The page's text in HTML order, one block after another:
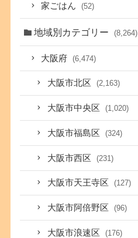
家ごはん (52)
地域別カテゴリー (8,264)
大阪府 (6,474)
大阪市北区 (2,163)
大阪市中央区 (1,020)
大阪市福島区 (324)
大阪市西区 (231)
大阪市天王寺区 (127)
大阪市阿倍野区 (96)
大阪市浪速区 (176)